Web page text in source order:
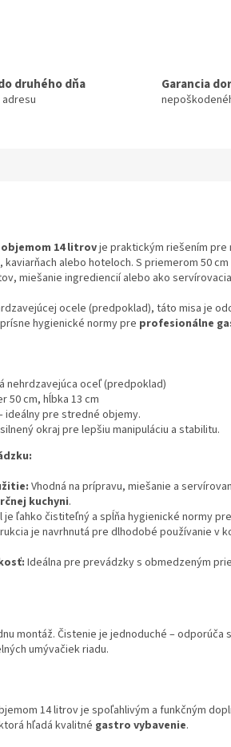
druhého dňa Garancia
14 litrovje praktickým riešením pre
alebo hoteloch. S priemerom 50 cm
miešanie ingrediencií alebo ako
ocele (predpoklad), táto misa je
hygienické normy pre profesionálne
nehrdzavejúca oceľ (predpoklad)
50 cm, hĺbka 13 cm
ideálny pre stredné objemy.
okraj pre lepšiu manipuláciu a stabilitu.
Vhodná na prípravu, miešanie a
kuchyni.
je ľahko čistiteľný a spĺňa hygienické normy pre
je navrhnutá pre dlhodobé používanie v
Ideálna pre prevádzky s obmedzeným
montáž. Čistenie je jednoduché – odporúča
umývačiek riadu.
14 litrov je spoľahlivým a funkčným
hľadá kvalitné gastro vybavenie.